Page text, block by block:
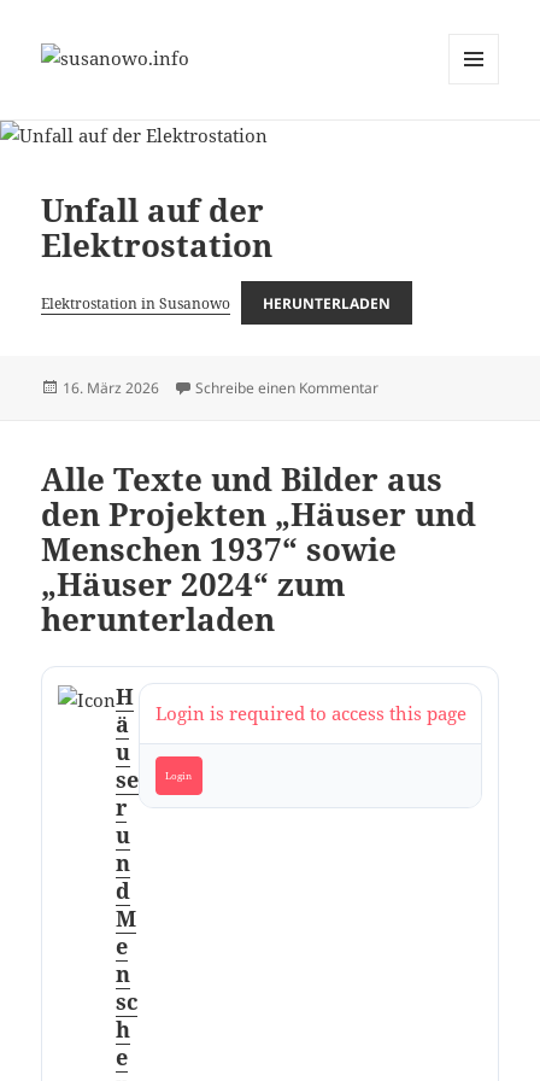
Unfall auf der
Elektrostation
Elektrostation in Susanowo HERUNTERLADEN
Veröffentlicht
16. März 2026 Schreibe einen Kommentarzu Unfall auf der
Alle Texte und Bilder aus
den Projekten „Häuser und
Menschen 1937“ sowie
„Häuser 2024“ zum
herunterladen
H
ä
u
se
r
u
n
d
M
e
n
sc
h
e
Login is required to access this page
Login